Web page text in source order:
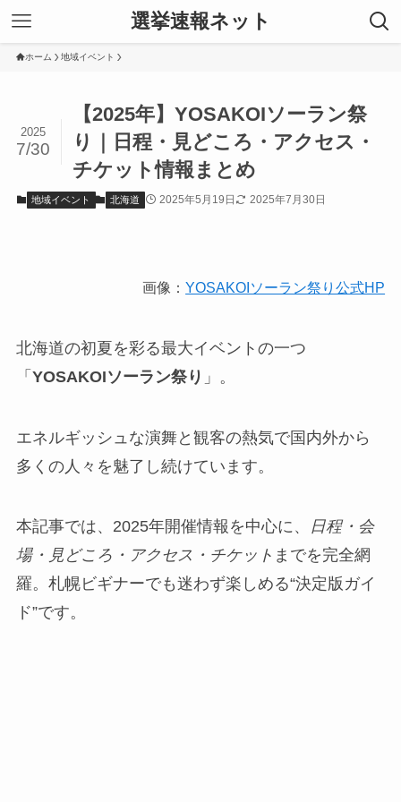
選挙速報ネット
ホーム 地域イベント
【2025年】YOSAKOIソーラン祭
り｜日程・見どころ・アクセス・
チケット情報まとめ
2025
7/30
地域イベント 北海道 2025年5月19日 2025年7月30日
画像：YOSAKOIソーラン祭り公式HP
北海道の初夏を彩る最大イベントの一つ
「 YOSAKOIソーラン祭り 」。
エネルギッシュな演舞と観客の熱気で国内外から
多くの人々を魅了し続けています。
本記事では、2025年開催情報を中心に、
日程・会
場・見どころ・アクセス・チケット までを完全網
羅。札幌ビギナーでも迷わず楽しめる“決定版ガイ
ド”です。